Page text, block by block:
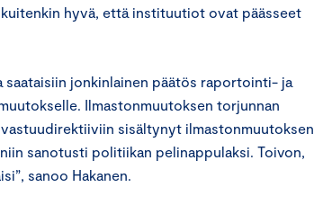
hyvä, että instituutiot ovat päässeet
saataisiin jonkinlainen päätös raportointi- ja
Ilmastonmuutoksen torjunnan
sisältynyt ilmastonmuutoksen
sanotusti politiikan pelinappulaksi. Toivon,
sanoo Hakanen.